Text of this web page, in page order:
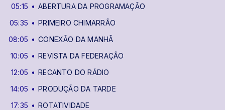
05:15
ABERTURA DA PROGRAMAÇÃO
05:35
PRIMEIRO CHIMARRÃO
08:05
CONEXÃO DA MANHÃ
10:05
REVISTA DA FEDERAÇÃO
12:05
RECANTO DO RÁDIO
14:05
PRODUÇÃO DA TARDE
17:35
ROTATIVIDADE